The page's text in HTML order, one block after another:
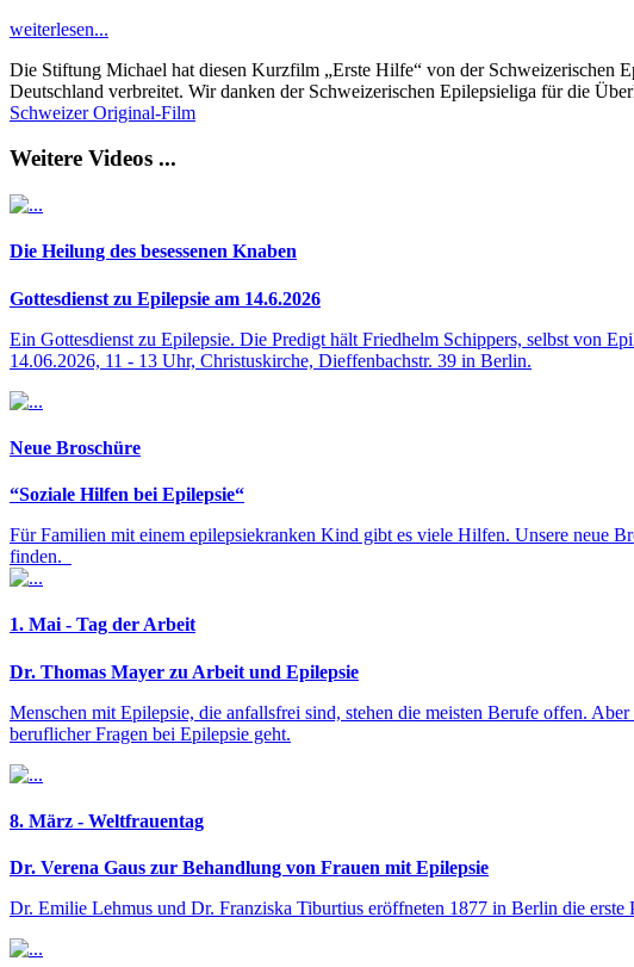
weiterlesen...
Die Stiftung Michael hat diesen Kurzfilm „Erste Hilfe“ von der Schweizerischen
Deutschland verbreitet. Wir danken der Schweizerischen Epilepsieliga für die
Schweizer Original-Film
Weitere Videos ...
Die Heilung des besessenen Knaben
Gottesdienst zu Epilepsie am 14.6.2026
Ein Gottesdienst zu Epilepsie. Die Predigt hält Friedhelm Schippers, selbst von
14.06.2026, 11 - 13 Uhr, Christuskirche, Dieffenbachstr. 39 in Berlin.
Neue Broschüre
“Soziale Hilfen bei Epilepsie“
Für Familien mit einem epilepsiekranken Kind gibt es viele Hilfen. Unsere neue
finden.
1. Mai - Tag der Arbeit
Dr. Thomas Mayer zu Arbeit und Epilepsie
Menschen mit Epilepsie, die anfallsfrei sind, stehen die meisten Berufe offen.
beruflicher Fragen bei Epilepsie geht.
8. März - Weltfrauentag
Dr. Verena Gaus zur Behandlung von Frauen mit Epilepsie
Dr. Emilie Lehmus und Dr. Franziska Tiburtius eröffneten 1877 in Berlin die